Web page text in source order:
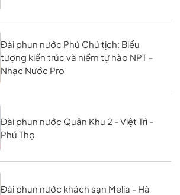
Đài phun nước Phủ Chủ tịch: Biểu
tượng kiến trúc và niềm tự hào NPT -
Nhạc Nước Pro
Đài phun nước Quân Khu 2 - Việt Trì -
Phú Thọ
Đài phun nước khách sạn Melia - Hà